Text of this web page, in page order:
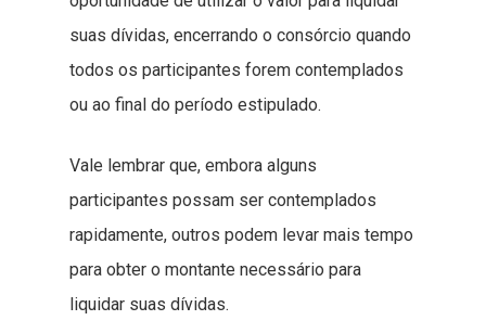
suas dívidas, encerrando o consórcio quando
todos os participantes forem contemplados
ou ao final do período estipulado.
Vale lembrar que, embora alguns
participantes possam ser contemplados
rapidamente, outros podem levar mais tempo
para obter o montante necessário para
liquidar suas dívidas.